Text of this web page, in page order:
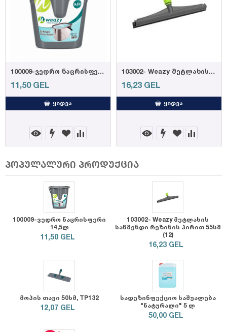
100009-ვედრო ნაცრისფერი 14,5ლ
11,50 GEL
ᲧᲘᲓᲕᲐ
103002- Weazy მეტლახის საწმენდი რეზინის პ...
16,23 GEL
ᲧᲘᲓᲕᲐ
პოპულალური პროდუქცია
100009-ვედრო ნაცრისფერი
14,5ლ
11,50 GEL
103002- Weazy მეტლახის
საწმენდი რეზინის პირით 55სმ
(12)
16,23 GEL
მოპის თავი 50სმ, TP132
12,07 GEL
სადეზინფექციო საშუალება
"ნატურალი" 5 ლ
50,00 GEL